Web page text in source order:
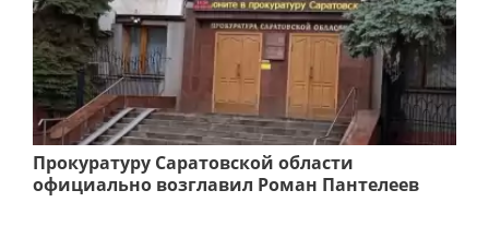
Прокуратуру Саратовской области
официально возглавил Роман Пантелеев